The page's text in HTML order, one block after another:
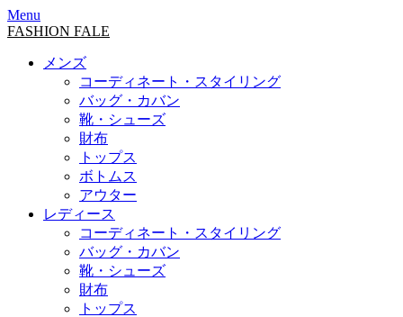
Menu
FASHION FALE
メンズ
コーディネート・スタイリング
バッグ・カバン
靴・シューズ
財布
トップス
ボトムス
アウター
レディース
コーディネート・スタイリング
バッグ・カバン
靴・シューズ
財布
トップス